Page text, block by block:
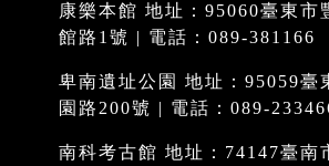
康樂本館 地址：95060臺東市
館路1號 | 電話：089-381166
卑南遺址公園 地址：95059臺
園路200號 | 電話：089-
南科考古館 地址：74147臺南